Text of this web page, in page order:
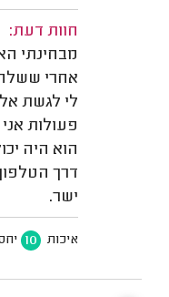
חוות דעת:
מבחינתי
אחרי
לי לגשת
פעולות
הוא היה
דרך
ישר.
איכות 10